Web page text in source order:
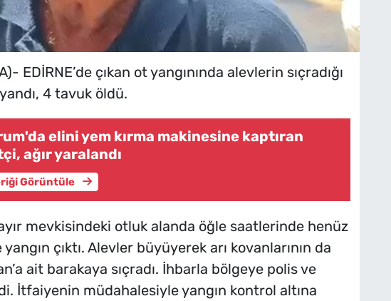
EDİRNE’de çıkan ot yangınında alevlerin sıçradığı
4 tavuk öldü.
elini yem kırma makinesine kaptıran
ağır yaralandı
Görüntüle
mevkisindeki otluk alanda öğle saatlerinde henüz
çıktı. Alevler büyüyerek arı kovanlarının da
ait barakaya sıçradı. İhbarla bölgeye polis ve
İtfaiyenin müdahalesiyle yangın kontrol altına